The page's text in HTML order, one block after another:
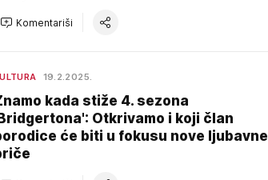
Komentariši
19.2.2025.
kada stiže 4. sezona
Otkrivamo i koji član
će biti u fokusu nove ljubavne